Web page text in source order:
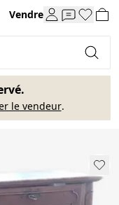
Vendre
le vendeur.